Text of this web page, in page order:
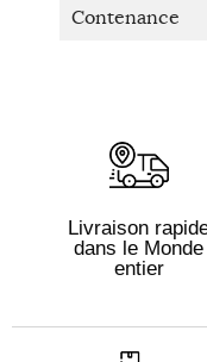
Contenance
Livraison
dans le Monde
entier